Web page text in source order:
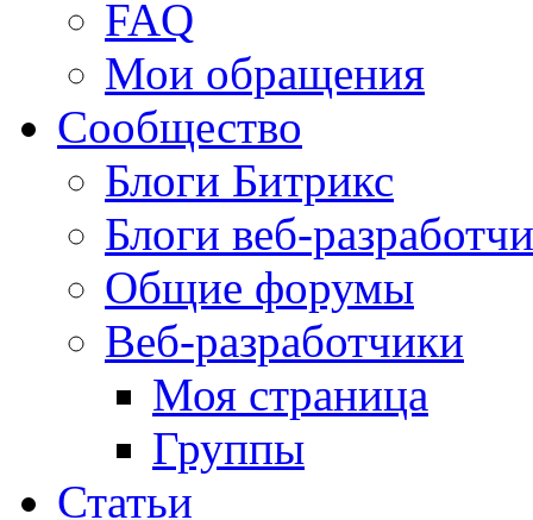
FAQ
Мои обращения
Сообщество
Блоги Битрикс
Блоги веб-
Общие форумы
Веб-разработчики
Моя страница
Группы
Статьи